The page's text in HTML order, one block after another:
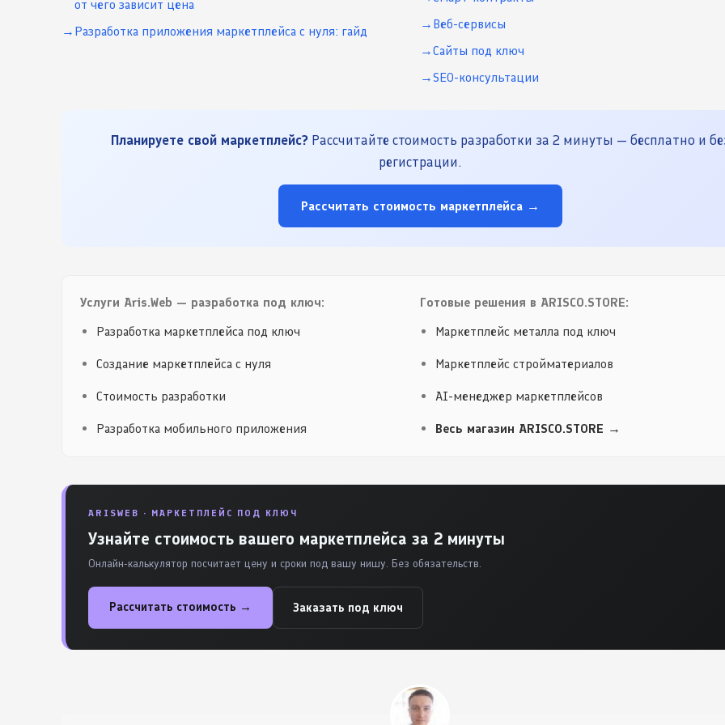
от чего зависит цена
Разработка приложения маркетплейса с нуля: гайд
Веб-сервисы
Сайты под ключ
SEO-консультации
Планируете свой маркетплейс?Рассчитайте стоимость разработки за 2 минуты — бесплатно и
регистрации.
Рассчитать стоимость маркетплейса →
Услуги Aris.Web — разработка под ключ:
Разработка маркетплейса под ключ
Создание маркетплейса с нуля
Стоимость разработки
Разработка мобильного приложения
Готовые решения в ARISCO.STORE:
Маркетплейс металла под ключ
Маркетплейс стройматериалов
AI-менеджер маркетплейсов
Весь магазин ARISCO.STORE →
ARISWEB · МАРКЕТПЛЕЙС ПОД КЛЮЧ
Узнайте стоимость вашего маркетплейса за 2 минуты
Онлайн-калькулятор посчитает цену и сроки под вашу нишу. Без обязательств.
Рассчитать стоимость → Заказать под ключ